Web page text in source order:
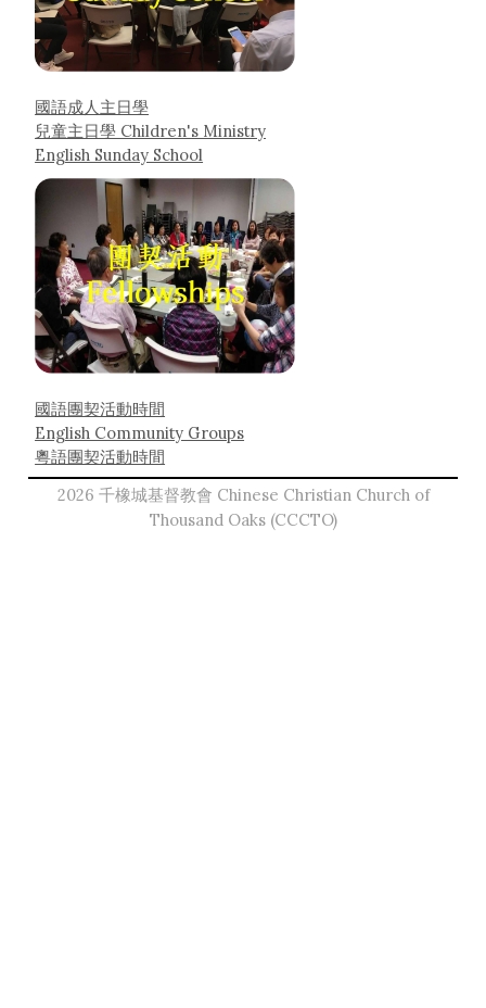
國語成人主日學
兒童主日學 Children's Ministry
English Sunday School
國語團契活動時間
English Community Groups
粵語團契活動時間
2026 千橡城基督教會 Chinese Christian Church of
Thousand Oaks (CCCTO)